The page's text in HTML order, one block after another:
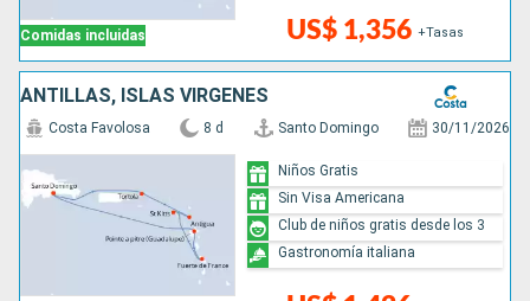
Comidas incluidas US$ 1,356 +Tasas
ANTILLAS, ISLAS VÍRGENES
Costa Favolosa 8 d Santo Domingo 30/11/2026
Niños Gratis
Sin Visa Americana
Club de niños gratis desde los 3
Gastronomía italiana